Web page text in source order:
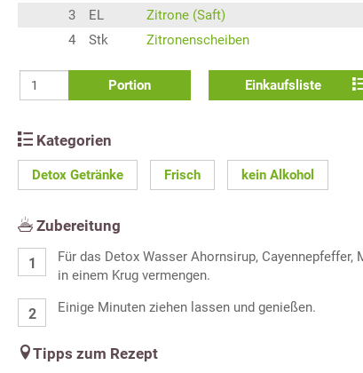
3
EL
Zitrone (Saft)
4
Stk Zitronenscheiben
Portion Einkaufsliste
Kategorien
Detox Getränke Frisch kein Alkohol
Zubereitung
Für das Detox Wasser Ahornsirup,
in einem Krug vermengen.
Einige Minuten ziehen lassen und genießen.
Tipps zum Rezept